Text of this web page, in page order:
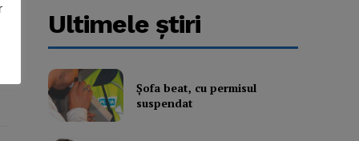
Ultimele ştiri
Şofa beat, cu permisul
suspendat